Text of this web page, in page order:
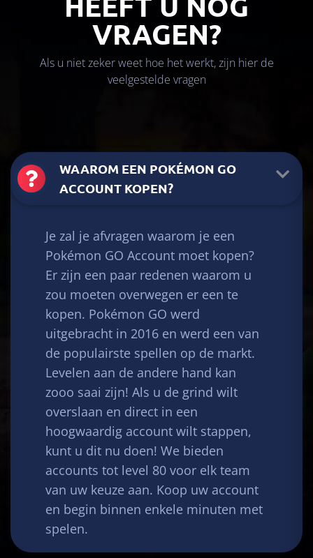
VRAGEN?
Als u niet zeker weet hoe het werkt, zijn hier de
veelgestelde vragen
WAAROM EEN POKÉMON GO
ACCOUNT KOPEN?
Je zal je afvragen waarom je een
Pokémon GO Account moet kopen?
Er zijn een paar redenen waarom u
zou moeten overwegen er een te
kopen. Pokémon GO werd
uitgebracht in 2016 en werd een van
de populairste spellen op de markt.
Levelen aan de andere hand kan
zooo saai zijn! Als u de grind wilt
overslaan en direct in een
hoogwaardig account wilt stappen,
kunt u dit nu doen! We bieden
accounts tot level 80 voor elk team
van uw keuze aan. Koop uw account
en begin binnen enkele minuten met
spelen.